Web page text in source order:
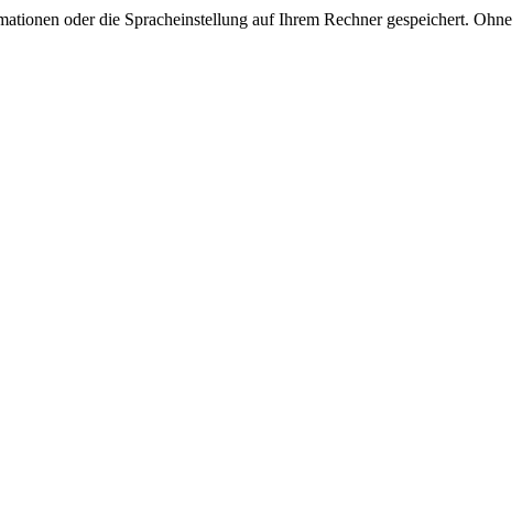
oder die Spracheinstellung auf Ihrem Rechner gespeichert. Ohne